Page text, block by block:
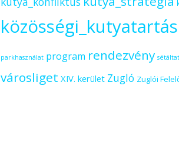
közösségi_kutyatartás
parkhasználat program rendezvény
városliget XIV. kerület Zugló Zuglói